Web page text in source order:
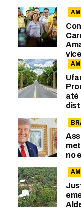
vice
até
no